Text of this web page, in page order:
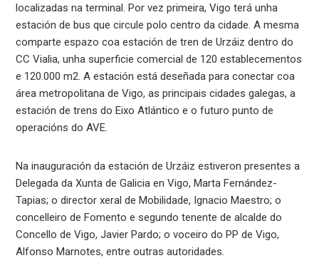
localizadas na terminal. Por vez primeira, Vigo terá unha
estación de bus que circule polo centro da cidade. A mesma
comparte espazo coa estación de tren de Urzáiz dentro do
CC Vialia, unha superficie comercial de 120 establecementos
e 120.000 m2. A estación está deseñada para conectar coa
área metropolitana de Vigo, as principais cidades galegas, a
estación de trens do Eixo Atlántico e o futuro punto de
operacións do AVE.
Na inauguración da estación de Urzáiz estiveron presentes a
Delegada da Xunta de Galicia en Vigo, Marta Fernández-
Tapias; o director xeral de Mobilidade, Ignacio Maestro; o
concelleiro de Fomento e segundo tenente de alcalde do
Concello de Vigo, Javier Pardo; o voceiro do PP de Vigo,
Alfonso Marnotes, entre outras autoridades.